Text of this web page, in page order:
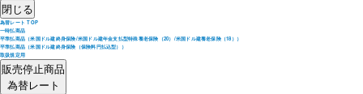
閉じる
為替レート TOP
一時払商品
平準払商品（米国ドル建終身保険/米国ドル建年金支払型特殊養老保険（20）/米国ドル建養老保険（18））
平準払商品（米国ドル建終身保険（保険料円払込型））
取扱規定用
販売停止商品
為替レート